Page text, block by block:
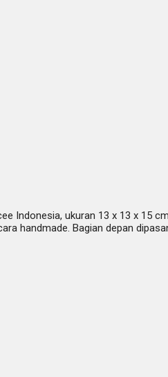
Indonesia, ukuran 13 x 13 x 15
handmade. Bagian depan